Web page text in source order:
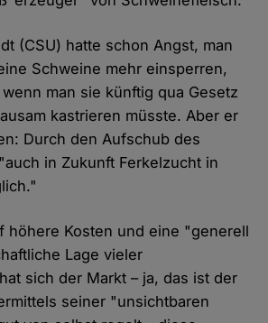
(CSU) hatte schon Angst, man
Schweine mehr einsperren,
man sie künftig qua Gesetz
kastrieren müsste. Aber er
Durch den Aufschub des
"auch in Zukunft Ferkelzucht in
höhere Kosten und eine "generell
Lage vieler
sich der Markt – ja, das ist der
seiner "unsichtbaren